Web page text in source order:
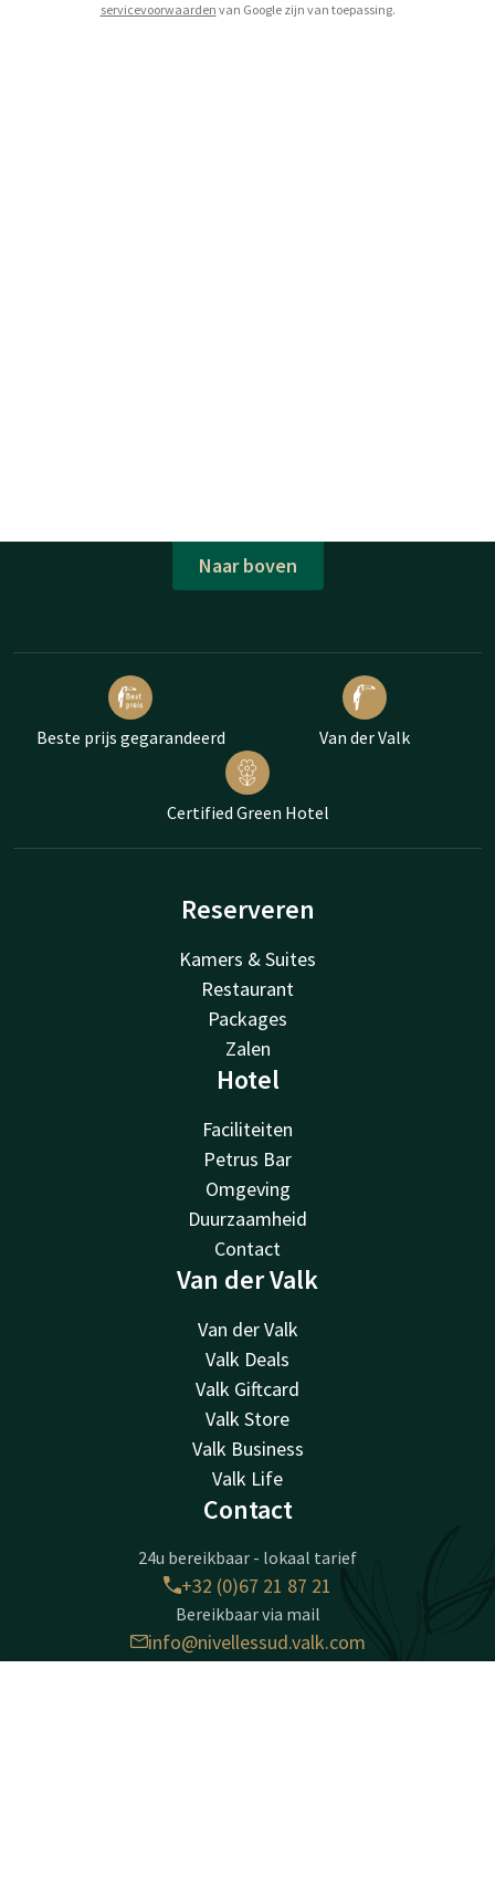
servicevoorwaarden van Google zijn van toepassing.
Naar boven
Beste prijs gegarandeerd Van der Valk
Certified Green Hotel
Reserveren
Kamers & Suites
Restaurant
Packages
Zalen
Hotel
Faciliteiten
Petrus Bar
Omgeving
Duurzaamheid
Contact
Van der Valk
Van der Valk
Valk Deals
Valk Giftcard
Valk Store
Valk Business
Valk Life
Contact
24u bereikbaar - lokaal tarief
+32 (0)67 21 87 21
Bereikbaar via mail
info@nivellessud.valk.com